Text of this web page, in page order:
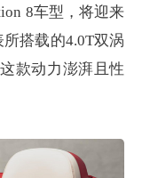
8车型，将迎来
搭载的4.0T双涡
款动力澎湃且性